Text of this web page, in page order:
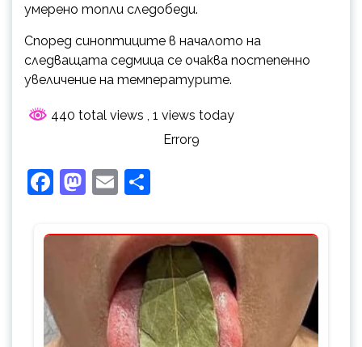
умерено топли следобеди.
Според синоптиците в началото на
следващата седмица се очаква постепенно
увеличение на температурите.
440 total views
, 1 views today
Error9
Facebook
Mastodon
Email